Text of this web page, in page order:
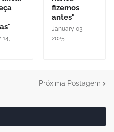
14,
fizemos
antes"
January 03,
2025
Próxima Postagem